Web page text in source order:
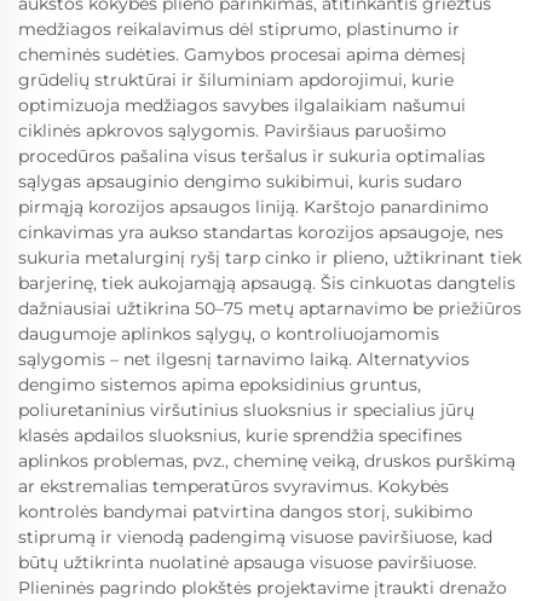
medžiagos reikalavimus dėl stiprumo, plastinumo ir
cheminės sudėties. Gamybos procesai apima dėmesį
grūdelių struktūrai ir šiluminiam apdorojimui, kurie
optimizuoja medžiagos savybes ilgalaikiam našumui
ciklinės apkrovos sąlygomis. Paviršiaus paruošimo
procedūros pašalina visus teršalus ir sukuria optimalias
sąlygas apsauginio dengimo sukibimui, kuris sudaro
pirmąją korozijos apsaugos liniją. Karštojo panardinimo
cinkavimas yra aukso standartas korozijos apsaugoje, nes
sukuria metalurginį ryšį tarp cinko ir plieno, užtikrinant tiek
barjerinę, tiek aukojamąją apsaugą. Šis cinkuotas dangtelis
dažniausiai užtikrina 50–75 metų aptarnavimo be priežiūros
daugumoje aplinkos sąlygų, o kontroliuojamomis
sąlygomis – net ilgesnį tarnavimo laiką. Alternatyvios
dengimo sistemos apima epoksidinius gruntus,
poliuretaninius viršutinius sluoksnius ir specialius jūrų
klasės apdailos sluoksnius, kurie sprendžia specifines
aplinkos problemas, pvz., cheminę veiką, druskos purškimą
ar ekstremalias temperatūros svyravimus. Kokybės
kontrolės bandymai patvirtina dangos storį, sukibimo
stiprumą ir vienodą padengimą visuose paviršiuose, kad
būtų užtikrinta nuolatinė apsauga visuose paviršiuose.
Plieninės pagrindo plokštės projektavime įtraukti drenažo